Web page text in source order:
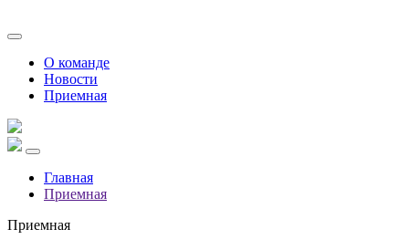
О команде
Новости
Приемная
Главная
Приемная
Приемная